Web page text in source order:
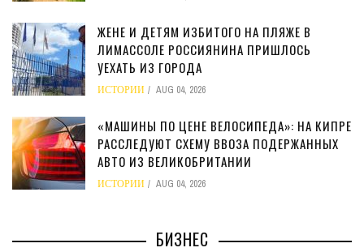
ЖЕНЕ И ДЕТЯМ ИЗБИТОГО НА ПЛЯЖЕ В
ЛИМАССОЛЕ РОССИЯНИНА ПРИШЛОСЬ
УЕХАТЬ ИЗ ГОРОДА
ИСТОРИИ AUG 04, 2026
«МАШИНЫ ПО ЦЕНЕ ВЕЛОСИПЕДА»: НА КИПРЕ
РАССЛЕДУЮТ СХЕМУ ВВОЗА ПОДЕРЖАННЫХ
АВТО ИЗ ВЕЛИКОБРИТАНИИ
ИСТОРИИ AUG 04, 2026
БИЗНЕС